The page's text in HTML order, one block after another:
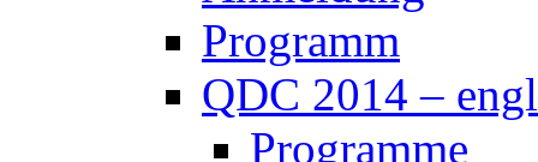
Programme
Registration
Trainers